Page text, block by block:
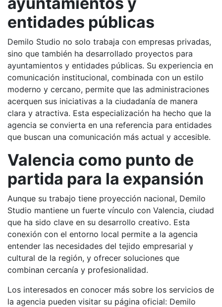
entidades públicas
Demilo Studio no solo trabaja con empresas privadas,
sino que también ha desarrollado proyectos para
ayuntamientos y entidades públicas. Su experiencia en
comunicación institucional, combinada con un estilo
moderno y cercano, permite que las administraciones
acerquen sus iniciativas a la ciudadanía de manera
clara y atractiva. Esta especialización ha hecho que la
agencia se convierta en una referencia para entidades
que buscan una comunicación más actual y accesible.
Valencia como punto de
partida para la expansión
Aunque su trabajo tiene proyección nacional, Demilo
Studio mantiene un fuerte vínculo con Valencia, ciudad
que ha sido clave en su desarrollo creativo. Esta
conexión con el entorno local permite a la agencia
entender las necesidades del tejido empresarial y
cultural de la región, y ofrecer soluciones que
combinan cercanía y profesionalidad.
Los interesados en conocer más sobre los servicios de
la agencia pueden visitar su página oficial: Demilo